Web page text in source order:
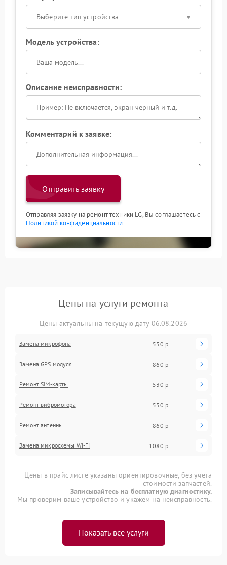
Выберите тип устройства
Модель устройства:
Описание неисправности:
Комментарий к заявке:
Отправить заявку
Отправляя заявку на ремонт техники LG, Вы соглашаетесь с
Политикой конфиденциальности
Цены на услуги ремонта
Цены актуальны на текущую дату 06.08.2026
Замена микрофона 530 р
Замена GPS модуля 860 р
Ремонт SIM-карты 530 р
Ремонт вибромотора 530 р
Ремонт антенны 860 р
Замена микросхемы Wi-Fi 1080 р
Цены в прайс-листе указаны ориентировочные, без учета
стоимости запчастей.
Записывайтесь на бесплатную диагностику.
Мы проверим ваше устройство и укажем на неисправность.
Показать все услуги